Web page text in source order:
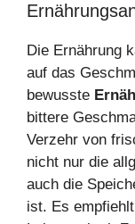
Die Ernährung
auf das
bewusste
bittere
Verzehr von
nicht nur die
auch die
ist. Es